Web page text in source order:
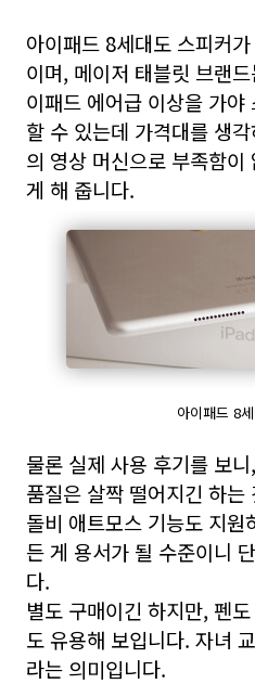
아이패드 8세대도 스피커
이며, 메이저 태블릿 브랜
이패드 에어급 이상을 가야
할 수 있는데 가격대를 생
의 영상 머신으로 부족함이
게 해 줍니다.
아이패드 8
물론 실제 사용 후기를 보
품질은 살짝 떨어지긴 하는
돌비 애트모스 기능도 지
든 게 용서가 될 수준이니
다.
별도 구매이긴 하지만, 펜
도 유용해 보입니다. 자녀
라는 의미입니다.